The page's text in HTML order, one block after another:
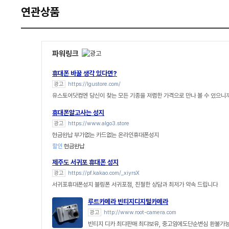
연관상품
파워링크
휴대폰 바꿀 생각 있다면?
광고 https://lgustore.com/
유스토어닷컴엔 당신이 찾는 모든 기종을 저렴한 가격으로 만나 볼 수 있으니
휴대폰알고사는 성지
광고 https://www.algo3.store
현금완납 부가없는 카드없는 온라인휴대폰성지
할인 현금완납
제주도 서귀포 휴대폰 성지
광고 https://pf.kakao.com/_xiyrsX
서귀포휴대폰성지 블링폰 서귀포점, 친절한 상담과 최저가 약속 드립니다
루트카메라 빈티지디지털카메라
광고 http://www.root-camera.com
빈티지 디카 최댜판매 최댜보유, 중고임에도단순변심 환불가